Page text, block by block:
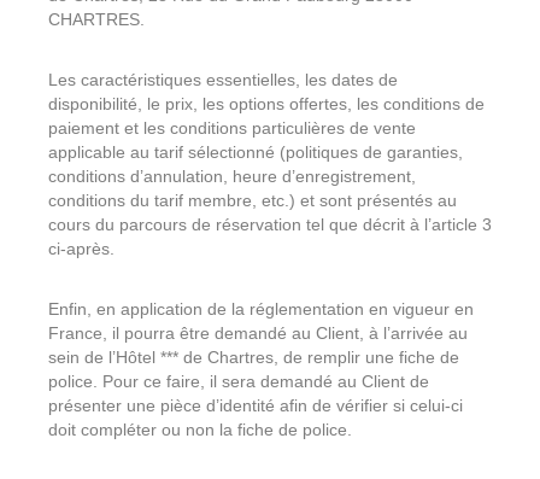
CHARTRES.
Les caractéristiques essentielles, les dates de
disponibilité, le prix, les options offertes, les conditions de
paiement et les conditions particulières de vente
applicable au tarif sélectionné (politiques de garanties,
conditions d’annulation, heure d’enregistrement,
conditions du tarif membre, etc.) et sont présentés au
cours du parcours de réservation tel que décrit à l’article 3
ci-après.
Enfin, en application de la réglementation en vigueur en
France, il pourra être demandé au Client, à l’arrivée au
sein de l’Hôtel *** de Chartres, de remplir une fiche de
police. Pour ce faire, il sera demandé au Client de
présenter une pièce d’identité afin de vérifier si celui-ci
doit compléter ou non la fiche de police.